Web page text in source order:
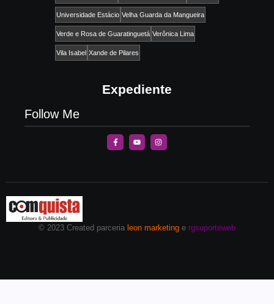
Universidade Estácio Velha Guarda da Mangueira
Verde e Rosa de Guaratinguetá Verônica Lima
Vila Isabel Xande de Pilares
Expediente
Follow Me
© 2023 Created parceria leon marketing e rgsuporteweb